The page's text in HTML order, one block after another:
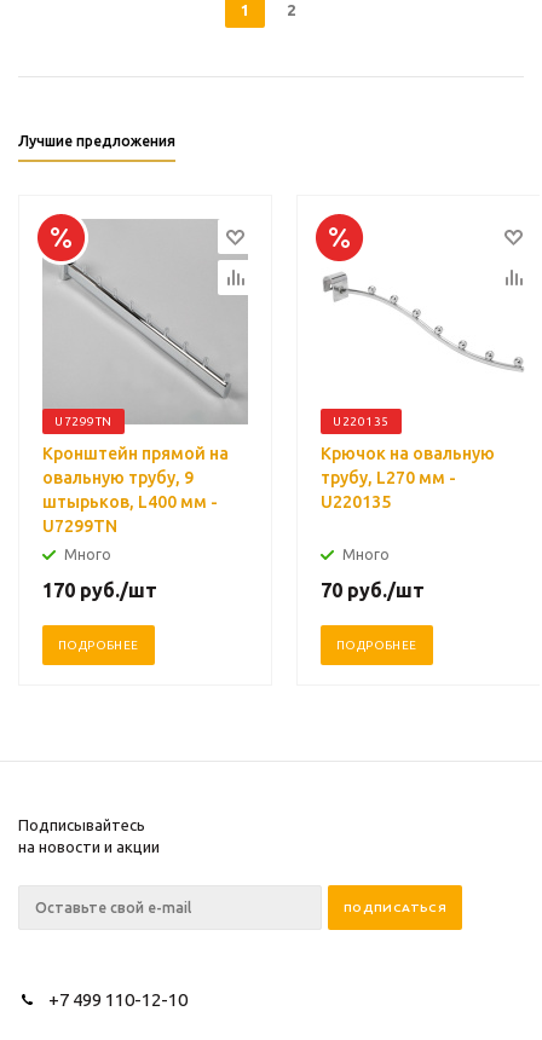
1 2
Лучшие предложения
U7299TN
Кронштейн прямой на
овальную трубу, 9
штырьков, L400 мм -
U7299TN
Много
170 руб./шт
ПОДРОБНЕЕ
U220135
Крючок на овальную
трубу, L270 мм -
U220135
Много
70 руб./шт
ПОДРОБНЕЕ
Подписывайтесь
на новости и акции
+7 499 110-12-10